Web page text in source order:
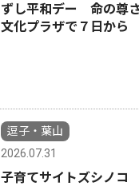
ずし平和デー 命の尊
文化プラザで７日から
逗子・葉山
2026.07.31
子育てサイトズシノコ